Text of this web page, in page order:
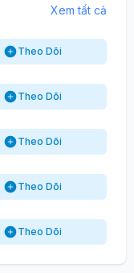
Xem tất cả
Theo Dõi
Theo Dõi
Theo Dõi
Theo Dõi
Theo Dõi